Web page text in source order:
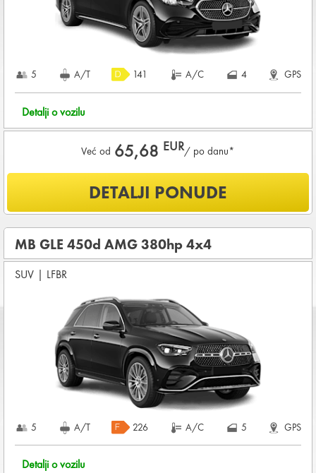
KOMPLETNI USLOVI NAJMA
5 A/T 141 A/C 4 GPS
Detalji o vozilu
Već od 65,68 EUR/ po danu*
Šta je uključeno u ponudu?
OSNOVNI PAKET OSIGURANJA od štete (CDW) i krađe
(THW)
Koji su osnovni uslovi za najam vozila?
DEPOZIT NA KREDITNOJ KARTICI u iznosu od
2.400,00 EUR+ iznosa najma
KOMPLETNI USLOVI NAJMA
DETALJI PONUDE
MB GLE 450d AMG 380hp 4x4
SUV | LFBR
5 A/T 226 A/C 5 GPS
Detalji o vozilu